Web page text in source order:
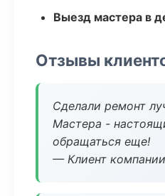
Выезд мастера в
Отзывы
Сделали ремонт
Мастера -
обращаться еще!
— Клиент компании